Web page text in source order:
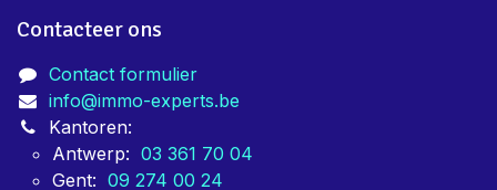
Contacteer ons
Contact formulier
info@immo-experts.be
Kantoren:
Antwerp: 03 361 70 04
Gent: 09 274 00 24